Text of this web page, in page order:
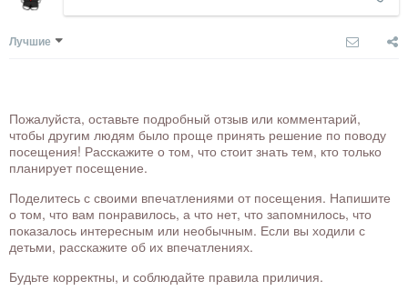
Лучшие
Пожалуйста, оставьте подробный отзыв или комментарий,
чтобы другим людям было проще принять решение по поводу
посещения! Расскажите о том, что стоит знать тем, кто только
планирует посещение.
Поделитесь с своими впечатлениями от посещения. Напишите
о том, что вам понравилось, а что нет, что запомнилось, что
показалось интересным или необычным. Если вы ходили с
детьми, расскажите об их впечатлениях.
Будьте корректны, и соблюдайте правила приличия.